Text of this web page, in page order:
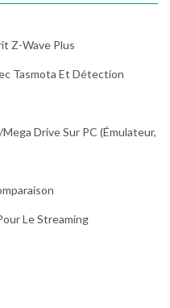
Z-Wave Plus
Tasmota Et Détection
Drive Sur PC (émulateur,
Le Streaming